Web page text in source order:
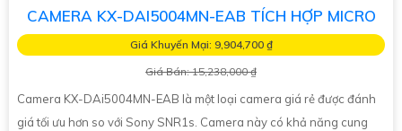
CAMERA KX-DAI5004MN-EAB TÍCH HỢP MICRO
Giá Khuyến Mại: 9,904,700 ₫
Giá Bán: 15,238,000 ₫
Camera KX-DAi5004MN-EAB là một loại camera giá rẻ được đánh
giá tối ưu hơn so với Sony SNR1s. Camera này có khả năng cung